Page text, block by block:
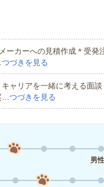
ーカーへの見積作成＊受発
つづきを見る
ャリアを一緒に考える面談
…つづきを見る
男性